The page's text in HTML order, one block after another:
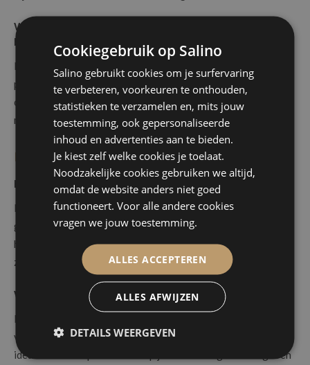
Wat gebeurt er als een ingrediënt op de dag zelf niet
beschikbaar is?
Niet de meest romantische vraag, maar wel een nuttige. Een
professionele cateraar heeft altijd een back-upplan en
communiceert daar helder over. Het antwoord vertelt je
meteen iets over hoe ze met onverwachte situaties omgaan.
Personeel en service
Hoeveel personeelsleden staan er in voor ons feest?
De verhouding tussen het aantal bedienden en het aantal
gasten heeft een grote impact op de servicekwaliteit. Vraag
hoeveel obers, barmannen en keukenpersoneel er voorzien
zijn, en of dat past bij jullie verwachtingen.
Wie is onze vaste contactpersoon?
Dit klinkt als een detail, maar het is een van de belangrijkste
vragen. De persoon met wie je nu het gesprek voert, is
idealiter ook de persoon die op jullie feestdag aanwezig is en
Cookiegebruik op Salino
Salino gebruikt cookies om je surfervaring
te verbeteren, voorkeuren te onthouden,
statistieken te verzamelen en, mits jouw
toestemming, ook gepersonaliseerde
inhoud en advertenties aan te bieden.
Je kiest zelf welke cookies je toelaat.
Noodzakelijke cookies gebruiken we altijd,
omdat de website anders niet goed
functioneert. Voor alle andere cookies
vragen we jouw toestemming.
ALLES ACCEPTEREN
ALLES AFWIJZEN
DETAILS WEERGEVEN